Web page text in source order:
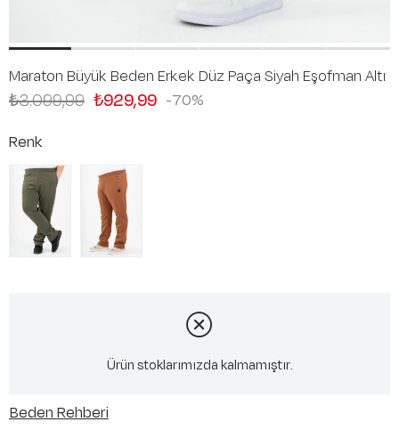
Maraton Büyük Beden Erkek Düz Paça Siyah Eşofman Altı
70
₺3.099,99 ₺929,99
Renk
Ürün stoklarımızda kalmamıştır.
Beden Rehberi